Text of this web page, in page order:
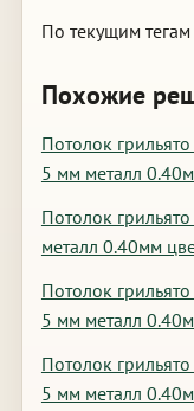
По текущим
Похожие
Потолок
5 мм металл
Потолок
металл 0.40мм
Потолок
5 мм металл
Потолок
5 мм металл